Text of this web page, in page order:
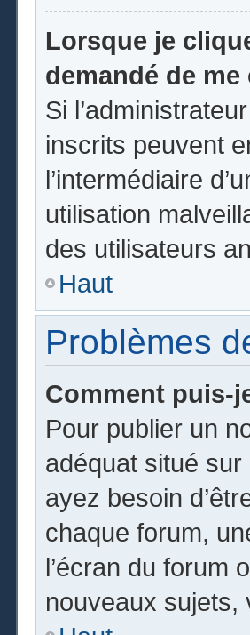
Lorsque je
demandé de
Si
inscrits peuvent
l’intermédiaire
utilisation
des utilisateurs
Haut
Problèmes
Comment puis-
Pour publier un
adéquat situé
ayez besoin
chaque forum,
l’écran du forum
nouveaux sujets,